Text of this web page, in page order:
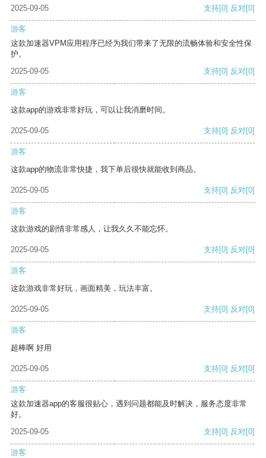
2025-09-05 支持[0] 反对[0]
游客
这款加速器VPM应用程序已经为我们带来了无限的流畅体验和安全性保
护。
2025-09-05
支持[0] 反对[0]
游客
这款app的游戏非常好玩，可以让我消磨时间。
2025-09-05 支持[0] 反对[0]
游客
这款app的物流非常快捷，我下单后很快就能收到商品。
2025-09-05 支持[0] 反对[0]
游客
这款游戏的剧情非常感人，让我久久不能忘怀。
2025-09-05 支持[0] 反对[0]
游客
这款游戏非常好玩，画面精美，玩法丰富。
2025-09-05 支持[0] 反对[0]
游客
超棒啊 好用
2025-09-05 支持[0] 反对[0]
游客
这款加速器app的客服很贴心，遇到问题都能及时解决，服务态度非常
好。
2025-09-05
支持[0] 反对[0]
游客